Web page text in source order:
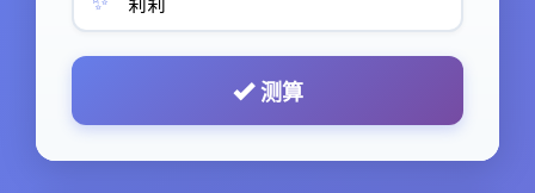
测算